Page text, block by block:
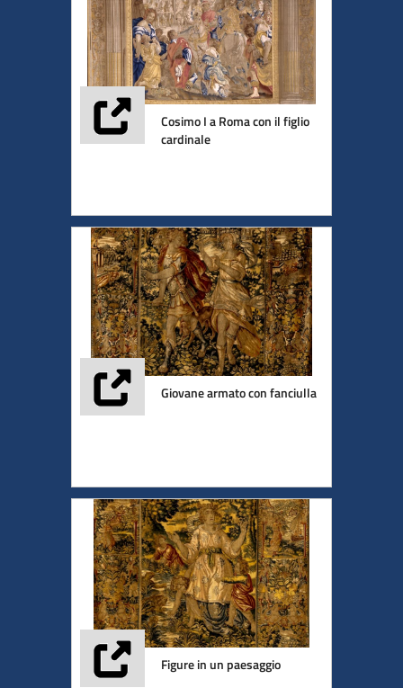
Cosimo I a Roma con il figlio
cardinale
Giovane armato con fanciulla
Figure in un paesaggio